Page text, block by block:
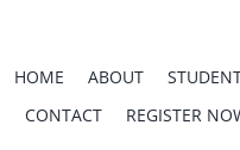
HOME ABOUT
CONTACT
REGISTER